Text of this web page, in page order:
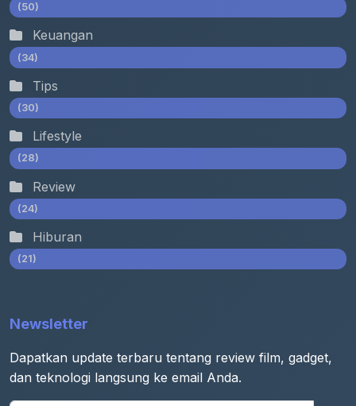
(50)
Keuangan
(34)
Tips
(30)
Lifestyle
(28)
Review
(24)
Hiburan
(21)
Newsletter
Dapatkan update terbaru tentang review film, gadget,
dan teknologi langsung ke email Anda.